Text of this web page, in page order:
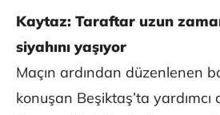
Kaytaz: Taraftar uzun
siyahını yaşıyor
Maçın ardından düzenlenen
konuşan Beşiktaş’ta